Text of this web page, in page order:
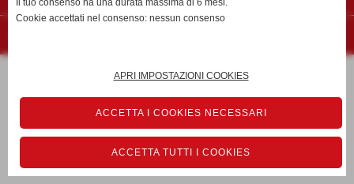
Il tuo consenso ha una durata massima di 6 mesi.
Cookie accettati nel consenso: nessun consenso
APRI IMPOSTAZIONI COOKIES
ACCETTA I COOKIES NECESSARI
ACCETTA TUTTI I COOKIES